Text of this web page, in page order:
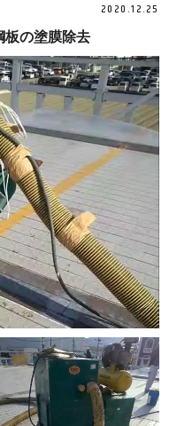
2020.12.25
板の塗膜除去